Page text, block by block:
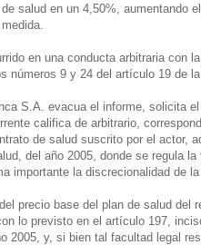
salud en un 4,50%, aumentando
en una conducta arbitraria con
números 9 y 24 del artículo 19 de
S.A. evacua el informe, solicita
califica de arbitrario,
de salud suscrito por el actor,
del año 2005, donde se regula
importante la discrecionalidad de
precio base del plan de salud del
lo previsto en el artículo 197,
2005, y, si bien tal facultad legal